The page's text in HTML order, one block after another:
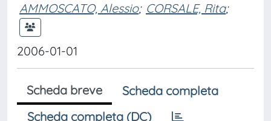
AMMOSCATO, Alessio; CORSALE, Rita;
2006-01-01
Scheda breve
Scheda completa
Scheda completa (DC)